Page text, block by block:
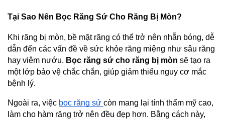
Tại Sao Nên Bọc Răng Sứ Cho Răng Bị Mòn?
Khi răng bị mòn, bề mặt răng có thể trở nên nhẵn bóng, dễ
dẫn đến các vấn đề về sức khỏe răng miệng như sâu răng
hay viêm nướu. Bọc răng sứ cho răng bị mòn sẽ tạo ra
một lớp bảo vệ chắc chắn, giúp giảm thiểu nguy cơ mắc
bệnh lý.
Ngoài ra, việc bọc răng sứ còn mang lại tính thẩm mỹ cao,
làm cho hàm răng trở nên đều đẹp hơn. Bằng cách này,